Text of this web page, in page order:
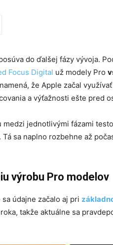
do ďalšej fázy vývoja.
Focus Digital už modely Pro
že Apple začal
a výťažnosti ešte pred
jednotlivými fázami
sa naplno rozbehne až
výrobu Pro modelov
údajne začalo aj pri
takže aktuálne sa